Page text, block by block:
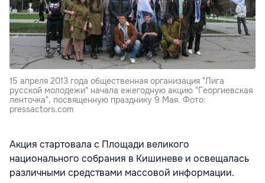
15 апреля 2013 года общественная организация "Лига
русской молодежи" начала ежегодную акцию "Георгиевская
ленточка", посвященную празднику 9 Мая. Фото:
pressactors.com
Акция стартовала с Площади великого
национального собрания в Кишиневе и освещалась
различными средствами массовой информации.